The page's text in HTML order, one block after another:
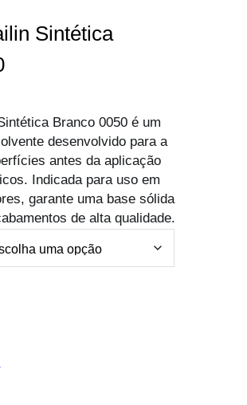
Sintética
Branco 0050 é um
desenvolvido para a
antes da aplicação
Indicada para uso em
garante uma base sólida
de alta qualidade.